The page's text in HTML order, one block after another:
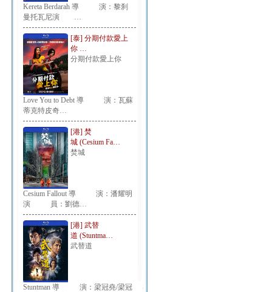
Kereta Berdarah 導 演：黎刹
曼托瓦尼演 …
[泰] 分期付款愛上
你 …
分期付款愛上你
Love You to Debt 導 演：瓦蘇
蒂克特皮奇…
[港] 焚
城 (Cesium Fa…
焚城
Cesium Fallout 導 演：潘耀明
演 員：劉德…
[港] 武替
道 (Stuntma…
武替道
Stuntman 導 演：梁冠堯/梁冠